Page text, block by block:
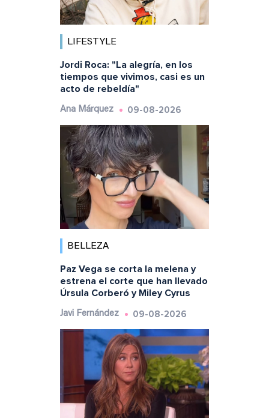
LIFESTYLE
Jordi Roca: "La alegría, en los
tiempos que vivimos, casi es un
acto de rebeldía"
Ana Márquez 09-08-2026
BELLEZA
Paz Vega se corta la melena y
estrena el corte que han llevado
Úrsula Corberó y Miley Cyrus
Javi Fernández 09-08-2026